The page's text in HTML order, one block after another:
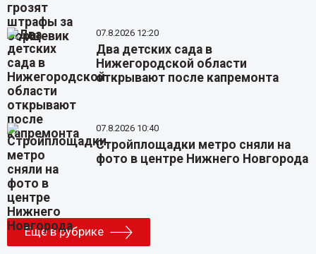
07.8.2026 12:20
Два детских сада в
Нижегородской области
открывают после капремонта
07.8.2026 10:40
Стройплощадки метро сняли на
фото в центре Нижнего Новгорода
Еще в рубрике